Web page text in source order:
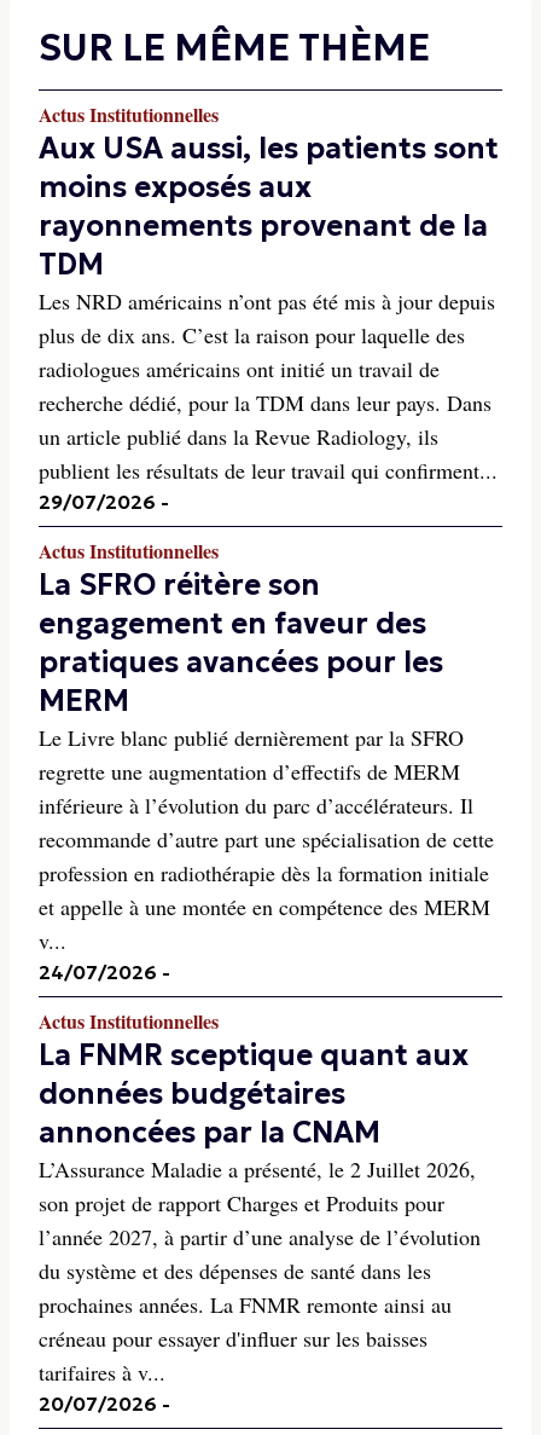
SUR LE MÊME THÈME
Actus Institutionnelles
Aux USA aussi, les patients sont
moins exposés aux
rayonnements provenant de la
TDM
Les NRD américains n’ont pas été mis à jour depuis
plus de dix ans. C’est la raison pour laquelle des
radiologues américains ont initié un travail de
recherche dédié, pour la TDM dans leur pays. Dans
un article publié dans la Revue Radiology, ils
publient les résultats de leur travail qui confirment...
29/07/2026 -
Actus Institutionnelles
La SFRO réitère son
engagement en faveur des
pratiques avancées pour les
MERM
Le Livre blanc publié dernièrement par la SFRO
regrette une augmentation d’effectifs de MERM
inférieure à l’évolution du parc d’accélérateurs. Il
recommande d’autre part une spécialisation de cette
profession en radiothérapie dès la formation initiale
et appelle à une montée en compétence des MERM
v...
24/07/2026 -
Actus Institutionnelles
La FNMR sceptique quant aux
données budgétaires
annoncées par la CNAM
L’Assurance Maladie a présenté, le 2 Juillet 2026,
son projet de rapport Charges et Produits pour
l’année 2027, à partir d’une analyse de l’évolution
du système et des dépenses de santé dans les
prochaines années. La FNMR remonte ainsi au
créneau pour essayer d'influer sur les baisses
tarifaires à v...
20/07/2026 -